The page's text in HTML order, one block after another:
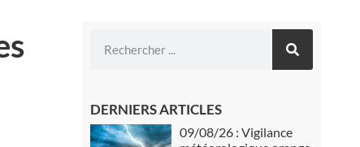
DERNIERS ARTICLES
09/08/26 : Vigilance